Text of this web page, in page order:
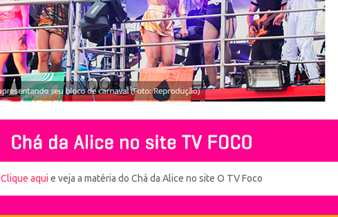
Clique aquie veja a matéria do Chá da Alice no site O TV Foco